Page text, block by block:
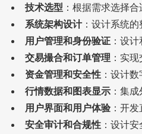
技术选型 ：根据需求选择
系统架构设计：设计系统的
用户管理和身份验证 ：设
交易撮合和订单管理 ：实
资金管理和安全性 ：设计
行情数据和图表显示 ：集
用户界面和用户体验 ：开
安全审计和合规性 ：设计